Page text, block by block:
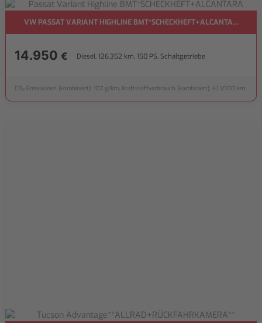
VW PASSAT VARIANT HIGHLINE BMT*SCHECKHEFT+ALCANTARA
14.950 € Diesel, 126.352 km, 150 PS, Schaltgetriebe
CO₂-Emissionen (kombiniert): 107 g/km, Kraftstoffverbrauch (kombiniert): 4,1 l/100 km